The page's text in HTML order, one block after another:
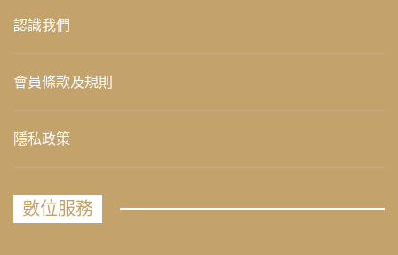
認識我們
會員條款及規則
隱私政策
數位服務